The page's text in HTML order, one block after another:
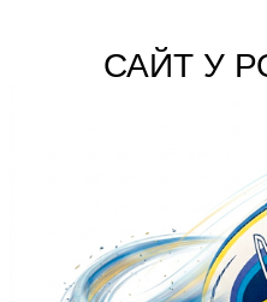
САЙТ У